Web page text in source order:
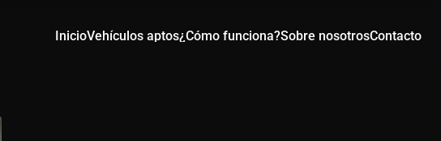
InicioVehículos aptos¿Cómo funciona?Sobre nosotrosContacto